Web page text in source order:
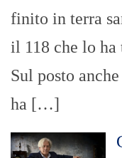
finito in terra
il 118 che lo ha
Sul posto
ha […]